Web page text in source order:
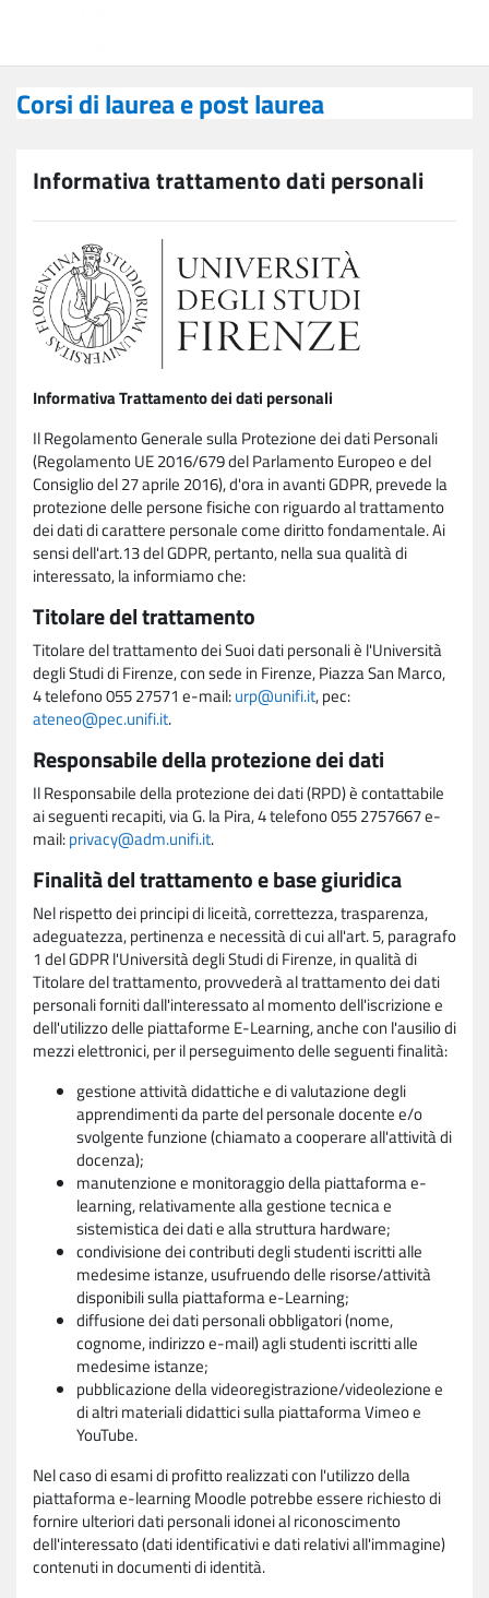
Corsi di laurea e post laurea
Informativa trattamento dati personali
Informativa Trattamento dei dati personali
Il Regolamento Generale sulla Protezione dei dati Personali
(Regolamento UE 2016/679 del Parlamento Europeo e del
Consiglio del 27 aprile 2016), d'ora in avanti GDPR, prevede la
protezione delle persone fisiche con riguardo al trattamento
dei dati di carattere personale come diritto fondamentale. Ai
sensi dell'art.13 del GDPR, pertanto, nella sua qualità di
interessato, la informiamo che:
Titolare del trattamento
Titolare del trattamento dei Suoi dati personali è l'Università
degli Studi di Firenze, con sede in Firenze, Piazza San Marco,
4 telefono 055 27571 e-mail:urp@unifi.it, pec:
ateneo@pec.unifi.it.
Responsabile della protezione dei dati
Il Responsabile della protezione dei dati (RPD) è contattabile
ai seguenti recapiti, via G. la Pira, 4 telefono 055 2757667 e-
mail:privacy@adm.unifi.it.
Finalità del trattamento e base giuridica
Nel rispetto dei principi di liceità, correttezza, trasparenza,
adeguatezza, pertinenza e necessità di cui all'art. 5, paragrafo
1 del GDPR l'Università degli Studi di Firenze, in qualità di
Titolare del trattamento, provvederà al trattamento dei dati
personali forniti dall'interessato al momento dell'iscrizione e
dell'utilizzo delle piattaforme E-Learning, anche con l'ausilio di
mezzi elettronici, per il perseguimento delle seguenti finalità:
gestione attività didattiche e di valutazione degli
apprendimenti da parte del personale docente e/o
svolgente funzione (chiamato a cooperare all'attività di
docenza);
manutenzione e monitoraggio della piattaforma e-
learning, relativamente alla gestione tecnica e
sistemistica dei dati e alla struttura hardware;
condivisione dei contributi degli studenti iscritti alle
medesime istanze, usufruendo delle risorse/attività
disponibili sulla piattaforma e-Learning;
diffusione dei dati personali obbligatori (nome,
cognome, indirizzo e-mail) agli studenti iscritti alle
medesime istanze;
pubblicazione della videoregistrazione/videolezione e
di altri materiali didattici sulla piattaforma Vimeo e
YouTube.
Nel caso di esami di profitto realizzati con l'utilizzo della
piattaforma e-learning Moodle potrebbe essere richiesto di
fornire ulteriori dati personali idonei al riconoscimento
dell'interessato (dati identificativi e dati relativi all'immagine)
contenuti in documenti di identità.